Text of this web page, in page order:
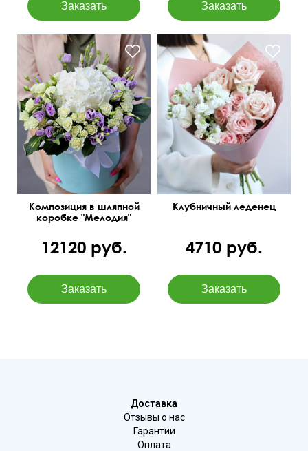
Композиция в шляпной
коробке "Мелодия"
12120 руб.
Клубничный леденец
4710 руб.
Доставка
Отзывы о нас
Гарантии
Оплата